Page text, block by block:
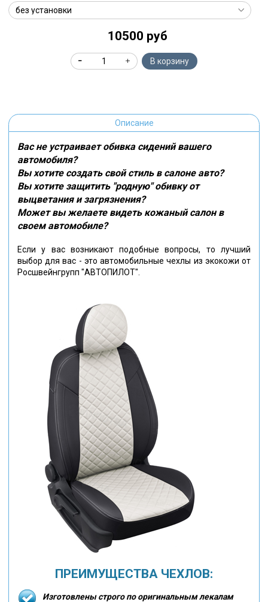
10500 руб
В корзину
Описание
Вас не устраивает обивка сидений вашего
автомобиля?
Вы хотите создать свой стиль в салоне авто?
Вы хотите защитить "родную" обивку от
выцветания и загрязнения?
Может вы желаете видеть кожаный салон в
своем автомобиле?
Если у вас возникают подобные вопросы, то лучший
выбор для вас - это автомобильные чехлы из экокожи от
Росшвейнгрупп "АВТОПИЛОТ".
ПРЕИМУЩЕСТВА ЧЕХЛОВ:
Изготовлены строго по оригинальным лекалам